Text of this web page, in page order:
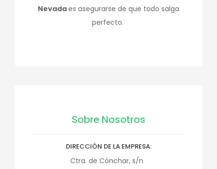
Nevadaes asegurarse de que todo salga
perfecto.
Sobre Nosotros
DIRECCIÓN DE LA EMPRESA
Ctra. de Cónchar, s/n